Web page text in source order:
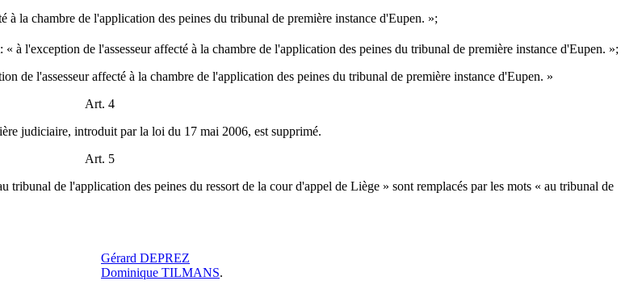
à la chambre de l'application des peines du tribunal de première instance d'Eupen. »;
à l'exception de l'assesseur affecté à la chambre de l'application des peines du tribunal de première instance d'Eupen. »;
de l'assesseur affecté à la chambre de l'application des peines du tribunal de première instance d'Eupen. »
Art. 4
judiciaire, introduit par la loi du 17 mai 2006, est supprimé.
Art. 5
de l'application des peines du ressort de la cour d'appel de Liège » sont remplacés par les mots « au tribunal de
Gérard DEPREZ
Dominique TILMANS.